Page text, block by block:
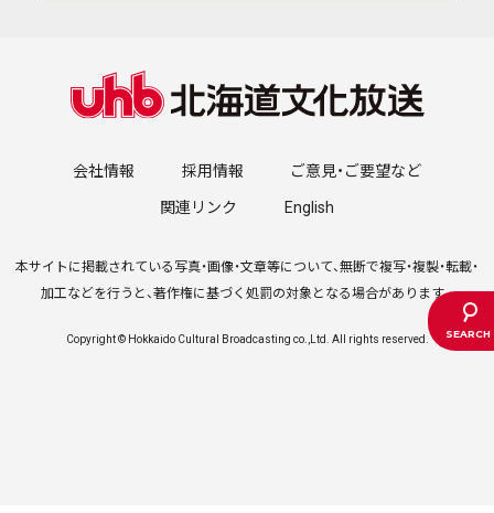
会社情報 採用情報 ご意見・ご要望など
関連リンク English
本サイトに掲載されている写真・画像・文章等について、無断で複写・複製・転載・
加工などを行うと、著作権に基づく処罰の対象となる場合があります。
Copyright © Hokkaido Cultural Broadcasting co.,Ltd. All rights reserved.